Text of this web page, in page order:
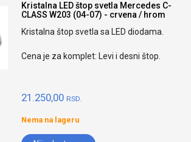
Kristalna LED štop svetla Mercedes C-
CLASS W203 (04-07) - crvena / hrom
Kristalna štop svetla sa LED diodama.
Cena je za komplet: Levi i desni štop.
21.250,00 RSD.
Nema na lageru